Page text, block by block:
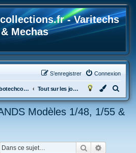
- Varitechs
& Mechas
Connexion
S’enregistrer
www.robotechcollections.fr - Robotech & Macross Toys French Forum !!! Tout sur les jouets & maquettes Robotech et Macross
e
c
Modèles 1/48, 1/55 &
Rechercher